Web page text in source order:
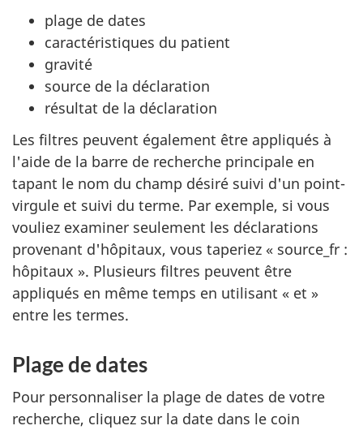
plage de dates
caractéristiques du patient
gravité
source de la déclaration
résultat de la déclaration
Les filtres peuvent également être appliqués à
l'aide de la barre de recherche principale en
tapant le nom du champ désiré suivi d'un point-
virgule et suivi du terme. Par exemple, si vous
vouliez examiner seulement les déclarations
provenant d'hôpitaux, vous taperiez « source_fr :
hôpitaux ». Plusieurs filtres peuvent être
appliqués en même temps en utilisant « et »
entre les termes.
Plage de dates
Pour personnaliser la plage de dates de votre
recherche, cliquez sur la date dans le coin